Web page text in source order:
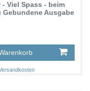
Viel Spass - beim
Gebundene Ausgabe